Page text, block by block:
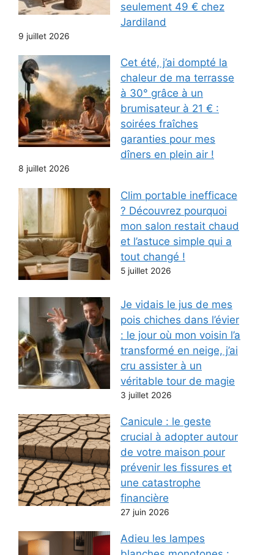
seulement 49 € chez
Jardiland
9 juillet 2026
Cet été, j’ai dompté la
chaleur de ma terrasse
à 30° grâce à un
brumisateur à 21 € :
soirées fraîches
garanties pour mes
dîners en plein air !
8 juillet 2026
Clim portable inefficace
? Découvrez pourquoi
mon salon restait chaud
et l’astuce simple qui a
tout changé !
5 juillet 2026
Je vidais le jus de mes
pois chiches dans l’évier
: le jour où mon voisin l’a
transformé en neige, j’ai
cru assister à un
véritable tour de magie
3 juillet 2026
Canicule : le geste
crucial à adopter autour
de votre maison pour
prévenir les fissures et
une catastrophe
financière
27 juin 2026
Adieu les lampes